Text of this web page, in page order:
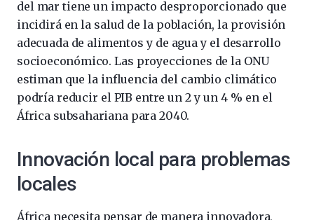
del mar tiene un impacto desproporcionado que
incidirá en la salud de la población, la provisión
adecuada de alimentos y de agua y el desarrollo
socioeconómico. Las proyecciones de la ONU
estiman que la influencia del cambio climático
podría reducir el PIB entre un 2 y un 4 % en el
África subsahariana para 2040.
Innovación local para problemas
locales
África necesita pensar de manera innovadora,